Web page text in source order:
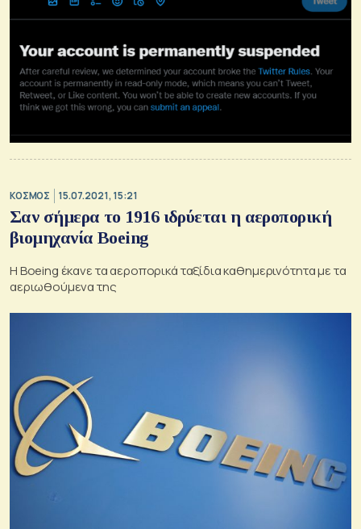
ΚΟΣΜΟΣ 15.07.2021, 15:21
Σαν σήμερα το 1916 ιδρύεται η αεροπορική
βιομηχανία Boeing
Η Boeing έκανε τα αεροπορικά ταξίδια καθημερινότητα με τα
αεριωθούμενα της